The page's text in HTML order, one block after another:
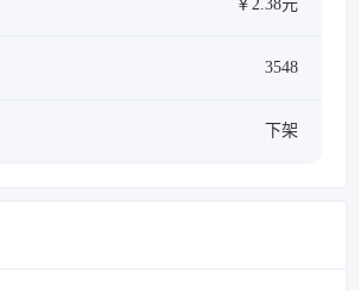
￥2.38元
3548
下架